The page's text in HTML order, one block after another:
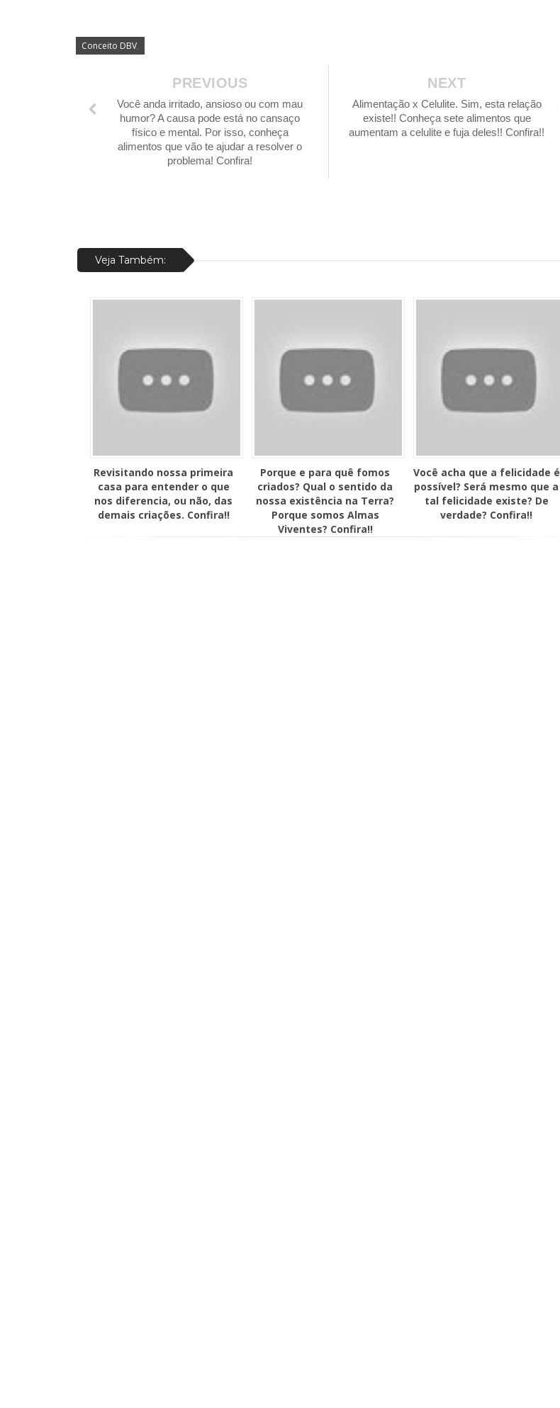
Conceito DBV,
NEXT
Alimentação x Celulite. Sim, esta relação
existe!! Conheça sete alimentos que
aumentam a celulite e fuja deles!! Confira!!
PREVIOUS
Você anda irritado, ansioso ou com mau
humor? A causa pode está no cansaço
físico e mental. Por isso, conheça
alimentos que vão te ajudar a resolver o
problema! Confira!
Veja Também:
Revisitando nossa primeira
casa para entender o que
nos diferencia, ou não, das
demais criações. Confira!!
Porque e para quê fomos
criados? Qual o sentido da
nossa existência na Terra?
Porque somos Almas
Viventes? Confira!!
Você acha que a felicidade é
possível? Será mesmo que a
tal felicidade existe? De
verdade? Confira!!